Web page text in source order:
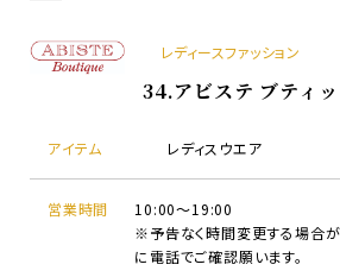
レディースファッション
34.アビステ ブティ
アイテム レディスウエア
営業時間
10:00～19:00
※予告なく時間変更する場合が
に電話でご確認願います。